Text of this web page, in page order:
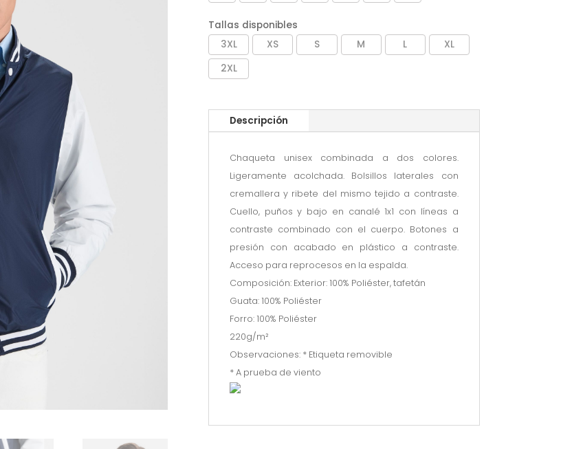
Tallas disponibles
3XL
XS S M L
XL
2XL
Descripción
Chaqueta unisex combinada a dos colores.
Ligeramente acolchada. Bolsillos laterales con
cremallera y ribete del mismo tejido a contraste.
Cuello, puños y bajo en canalé 1x1 con líneas a
contraste combinado con el cuerpo. Botones a
presión con acabado en plástico a contraste.
Acceso para reprocesos en la espalda.
Composición: Exterior: 100% Poliéster, tafetán
Guata: 100% Poliéster
Forro: 100% Poliéster
220g/m²
Observaciones: * Etiqueta removible
* A prueba de viento